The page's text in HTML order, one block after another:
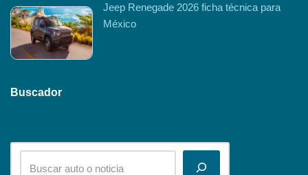
Jeep Renegade 2026 ficha técnica para
México
Buscador